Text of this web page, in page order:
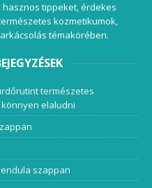
tippeket, érdekes
kozmetikumok,
témakörében.
természetes
elaludni
szappan